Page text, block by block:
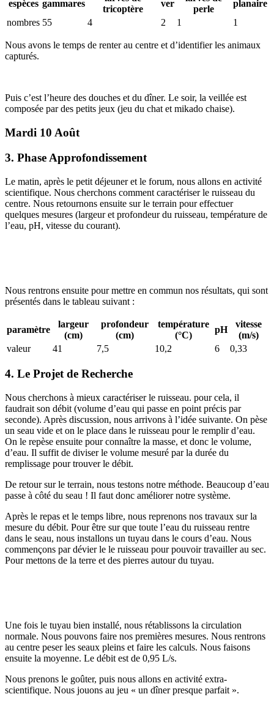
espèces gammares
tricoptère
ver
perle
planaire
nombres 55 4 2 1 1
Nous avons le temps de renter au centre et d’identifier les animaux
capturés.
Puis c’est l’heure des douches et du dîner. Le soir, la veillée est
composée par des petits jeux (jeu du chat et mikado chaise).
Mardi 10 Août
3. Phase Approfondissement
Le matin, après le petit déjeuner et le forum, nous allons en activité
scientifique. Nous cherchons comment caractériser le ruisseau du
centre. Nous retournons ensuite sur le terrain pour effectuer
quelques mesures (largeur et profondeur du ruisseau, température de
l’eau, pH, vitesse du courant).
Nous rentrons ensuite pour mettre en commun nos résultats, qui sont
présentés dans le tableau suivant :
paramètre
largeur
(cm)
profondeur
(cm)
température
(°C)
pH
vitesse
(m/s)
valeur
41 7,5 10,2 6 0,33
4. Le Projet de Recherche
Nous cherchons à mieux caractériser le ruisseau. pour cela, il
faudrait son débit (volume d’eau qui passe en point précis par
seconde). Après discussion, nous arrivons à l’idée suivante. On pèse
un seau vide et on le place dans le ruisseau pour le remplir d’eau.
On le repèse ensuite pour connaître la masse, et donc le volume,
d’eau. Il suffit de diviser le volume mesuré par la durée du
remplissage pour trouver le débit.
De retour sur le terrain, nous testons notre méthode. Beaucoup d’eau
passe à côté du seau ! Il faut donc améliorer notre système.
Après le repas et le temps libre, nous reprenons nos travaux sur la
mesure du débit. Pour être sur que toute l’eau du ruisseau rentre
dans le seau, nous installons un tuyau dans le cours d’eau. Nous
commençons par dévier le le ruisseau pour pouvoir travailler au sec.
Pour mettons de la terre et des pierres autour du tuyau.
Une fois le tuyau bien installé, nous rétablissons la circulation
normale. Nous pouvons faire nos premières mesures. Nous rentrons
au centre peser les seaux pleins et faire les calculs. Nous faisons
ensuite la moyenne. Le débit est de 0,95 L/s.
Nous prenons le goûter, puis nous allons en activité extra-
scientifique. Nous jouons au jeu « un dîner presque parfait ».